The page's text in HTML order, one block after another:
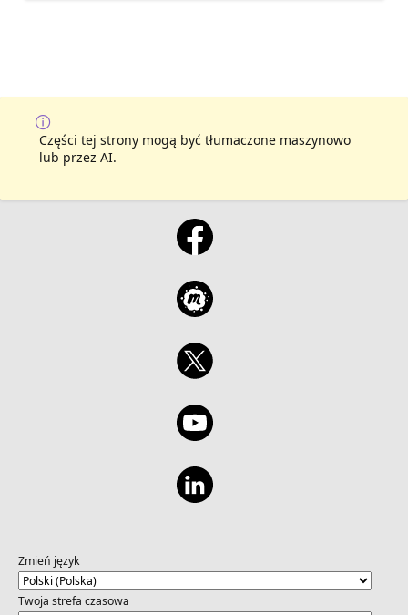
Części tej strony mogą być tłumaczone maszynowo
lub przez AI.
Zmień język
Twoja strefa czasowa